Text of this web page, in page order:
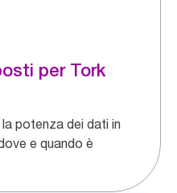
per Tork
potenza dei dati in
e quando è